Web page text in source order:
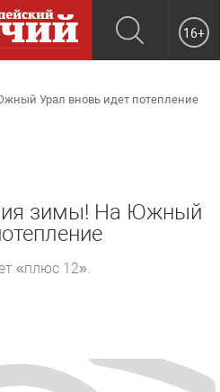
16+
Урал вновь идет потепление
зимы! На Южный
«плюс 12».